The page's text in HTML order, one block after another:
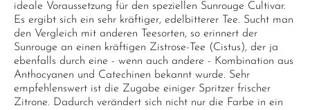
ideale Voraussetzung für den speziellen Sunrouge Cultivar.
Es ergibt sich ein sehr kräftiger, edelbitterer Tee. Sucht man
den Vergleich mit anderen Teesorten, so erinnert der
Sunrouge an einen kräftigen Zistrose-Tee (Cistus), der ja
ebenfalls durch eine - wenn auch andere - Kombination aus
Anthocyanen und Catechinen bekannt wurde. Sehr
empfehlenswert ist die Zugabe einiger Spritzer frischer
Zitrone. Dadurch verändert sich nicht nur die Farbe in ein